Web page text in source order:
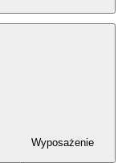
Wyposażenie